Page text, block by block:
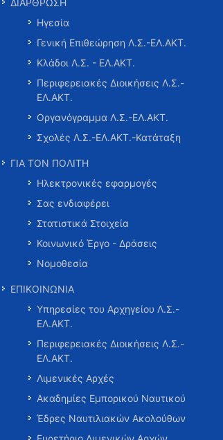
ΔΙΑΡΘΡΩΣΗ
Ηγεσία
Γενική Επιθεώρηση Λ.Σ.-ΕΛ.ΑΚΤ.
Κλάδοι Λ.Σ. - ΕΛ.ΑΚΤ.
Περιφερειακές Διοικήσεις Λ.Σ.-
ΕΛ.ΑΚΤ.
Οργανόγραμμα Λ.Σ.-ΕΛ.ΑΚΤ.
Σχολές Λ.Σ.-ΕΛ.ΑΚΤ.-Κατάταξη
ΓΙΑ ΤΟΝ ΠΟΛΙΤΗ
Ηλεκτρονικές εφαρμογές
Σας ενδιαφέρει
Στατιστικά Στοιχεία
Κοινωνικό Έργο - Δράσεις
Νομοθεσία
ΕΠΙΚΟΙΝΩΝΙΑ
Υπηρεσίες του Αρχηγείου Λ.Σ.-
ΕΛ.ΑΚΤ.
Περιφερειακές Διοικήσεις Λ.Σ.-
ΕΛ.ΑΚΤ.
Λιμενικές Αρχές
Ακαδημίες Εμπορικού Ναυτικού
Έδρες Ναυτιλιακών Ακολούθων